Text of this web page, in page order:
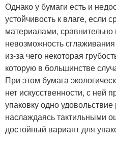
Однако у бумаги есть и
устойчивость к влаге, если
материалами, сравнительно
невозможность
из-за чего некоторая
которую в большинстве
При этом бумага
нет искусственности, с ней
упаковку одно
наслаждаясь тактильными
достойный вариант для